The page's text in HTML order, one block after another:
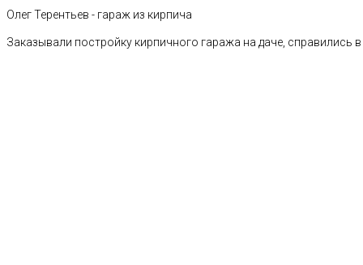
Олег Терентьев - гараж из кирпича
Заказывали постройку кирпичного гаража на даче, справились